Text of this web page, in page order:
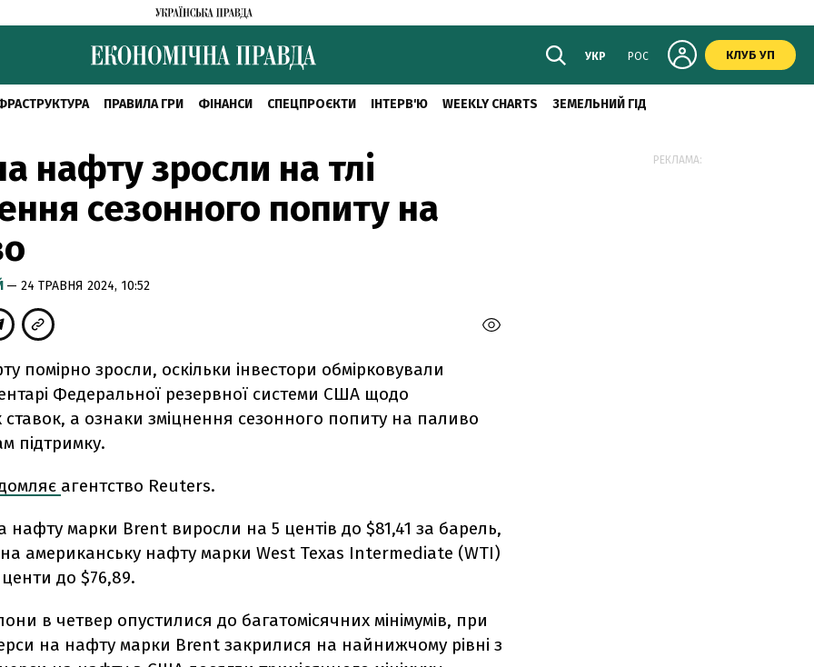
УКР РОС КЛУБ УП
ПРАВИЛА ГРИ ФІНАНСИ СПЕЦПРОЄКТИ ІНТЕРВ'Ю WEEKLY CHARTS ЗЕМЕЛЬНИЙ ГІД
нафту зросли на тлі
сезонного попиту на
— 24 ТРАВНЯ 2024, 10:52
помірно зросли, оскільки інвестори обмірковували
Федеральної резервної системи США щодо
а ознаки зміцнення сезонного попиту на паливо
підтримку.
агентство Reuters.
марки Brent виросли на 5 центів до $81,41 за барель,
американську нафту марки West Texas Intermediate (WTI)
до $76,89.
в четвер опустилися до багатомісячних мінімумів, при
на нафту марки Brent закрилися на найнижчому рівні з
РЕКЛАМА: